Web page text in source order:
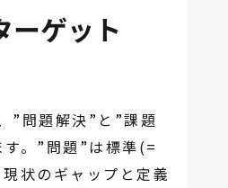
ーゲット
”問題解決”と”課題
。”問題”は標準(=
状のギャップと定義